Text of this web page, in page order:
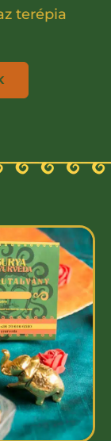
terépia